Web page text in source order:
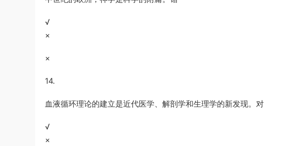
√
×
×
14.
血液循环理论的建立是近代医学、解剖学和生理学的新发现。对
√
×